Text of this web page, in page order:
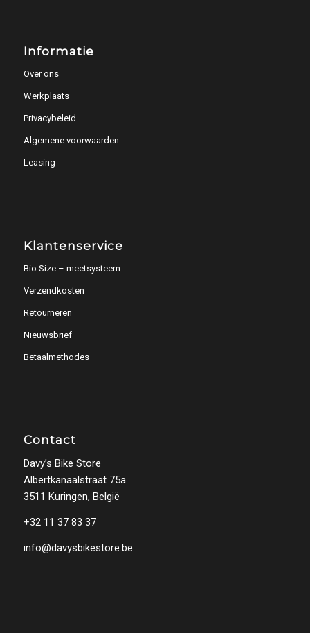
Informatie
Over ons
Werkplaats
Privacybeleid
Algemene voorwaarden
Leasing
Klantenservice
Bio Size – meetsysteem
Verzendkosten
Retourneren
Nieuwsbrief
Betaalmethodes
Contact
Davy’s Bike Store
Albertkanaalstraat 75a
3511 Kuringen, België
+32 11 37 83 37
info@davysbikestore.be